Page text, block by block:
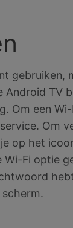
TV
Om een
Om
op het
Wi-Fi optie